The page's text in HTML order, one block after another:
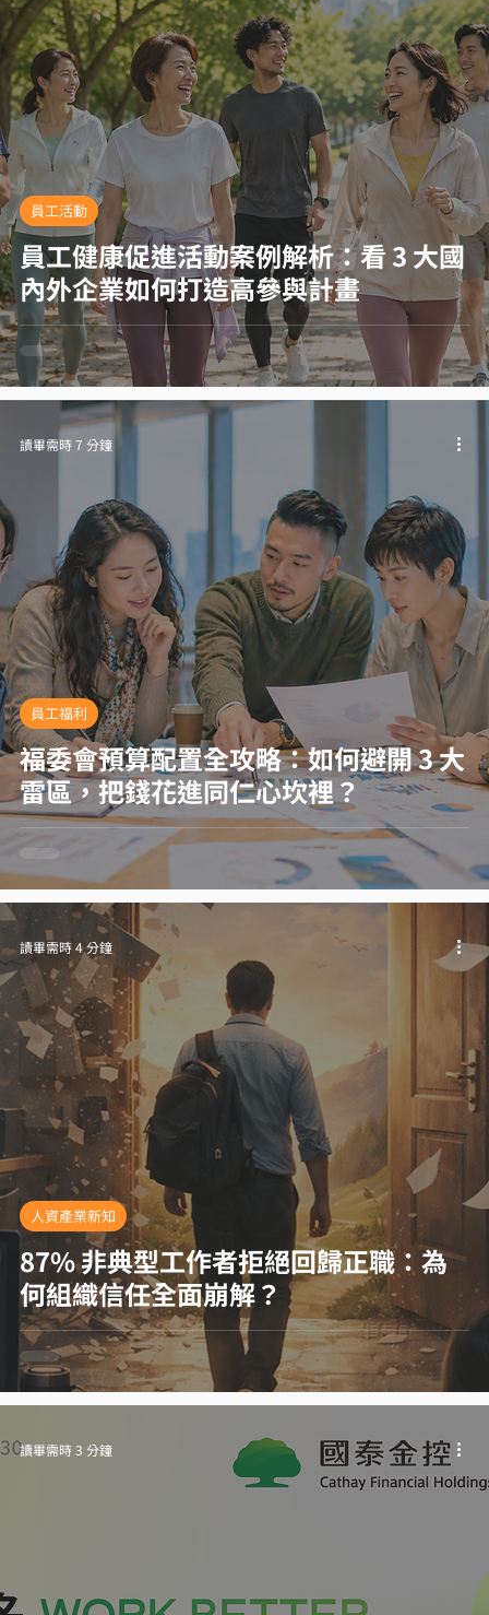
員工健康促進活動案例解析：看 3 大國
內外企業如何打造高參與計畫
員工活動
福委會預算配置全攻略：如何避開 3 大
雷區，把錢花進同仁心坎裡？
員工福利
讀畢需時 7 分鐘
87% 非典型工作者拒絕回歸正職：為
何組織信任全面崩解？
人資產業新知
讀畢需時 4 分鐘
讀畢需時 3 分鐘